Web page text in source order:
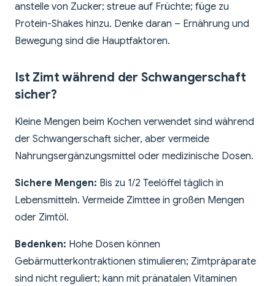
anstelle von Zucker; streue auf Früchte; füge zu
Protein-Shakes hinzu. Denke daran – Ernährung und
Bewegung sind die Hauptfaktoren.
Ist Zimt während der Schwangerschaft
sicher?
Kleine Mengen beim Kochen verwendet sind während
der Schwangerschaft sicher, aber vermeide
Nahrungsergänzungsmittel oder medizinische Dosen.
Sichere Mengen: Bis zu 1/2 Teelöffel täglich in
Lebensmitteln. Vermeide Zimttee in großen Mengen
oder Zimtöl.
Bedenken: Hohe Dosen können
Gebärmutterkontraktionen stimulieren; Zimtpräparate
sind nicht reguliert; kann mit pränatalen Vitaminen